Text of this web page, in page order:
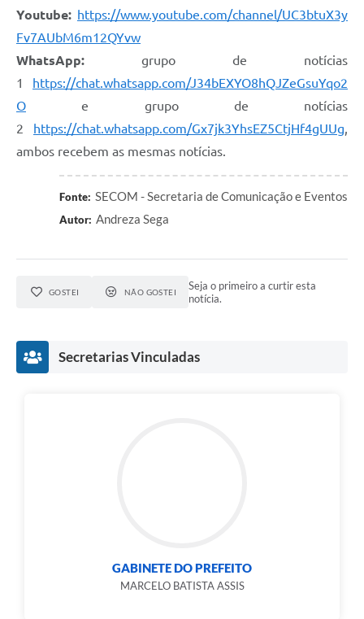
Youtube: https://www.youtube.com/channel/UC3btuX3y
Fv7AUbM6m12QYvw
WhatsApp: grupo de notícias
1 https://chat.whatsapp.com/J34bEXYO8hQJZeGsuYqo2
O e grupo de notícias
2 https://chat.whatsapp.com/Gx7jk3YhsEZ5CtjHf4gUUg
ambos recebem as mesmas notícias.
Fonte: SECOM - Secretaria de Comunicação e Eventos
Autor: Andreza Sega
GOSTEI NÃO GOSTEI
Seja o primeiro a curtir esta
notícia.
Secretarias Vinculadas
GABINETE DO PREFEITO
MARCELO BATISTA ASSIS